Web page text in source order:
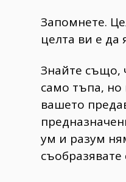
Запомнете.
целта ви е да
Знайте също,
само тъпа, но
вашето
ум и разум